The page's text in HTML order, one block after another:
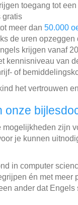
toegang tot een
gratis
meer dan 50.000
de uren opzeggen
krijgen vanaf
kennisniveau van
of
het vertrouwen
onze
mogelijkheden zijn
je kunnen
in computer
én met meer
ander dat